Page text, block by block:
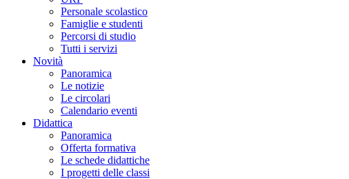
Personale scolastico
Famiglie e studenti
Percorsi di studio
Tutti i servizi
Novità
Panoramica
Le notizie
Le circolari
Calendario eventi
Didattica
Panoramica
Offerta formativa
Le schede didattiche
I progetti delle classi